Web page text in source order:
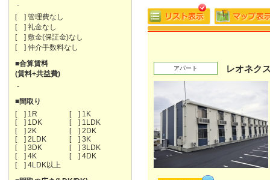
-
[ ] 管理費なし
[ ] 礼金なし
[ ] 敷金(保証金)なし
[ ] 仲介手数料なし
■合算賃料
(賃料+共益費)
-
■間取り
[ ] 1R
[ ] 1K
[ ] 1DK
[ ] 1LDK
[ ] 2K
[ ] 2DK
[ ] 2LDK
[ ] 3K
[ ] 3DK
[ ] 3LDK
[ ] 4K
[ ] 4DK
[ ] 4LDK以上
アパート レオネク